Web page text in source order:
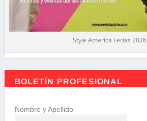
Style America Ferias 2026
BOLETÍN PROFESIONAL
Nombre y Apellido